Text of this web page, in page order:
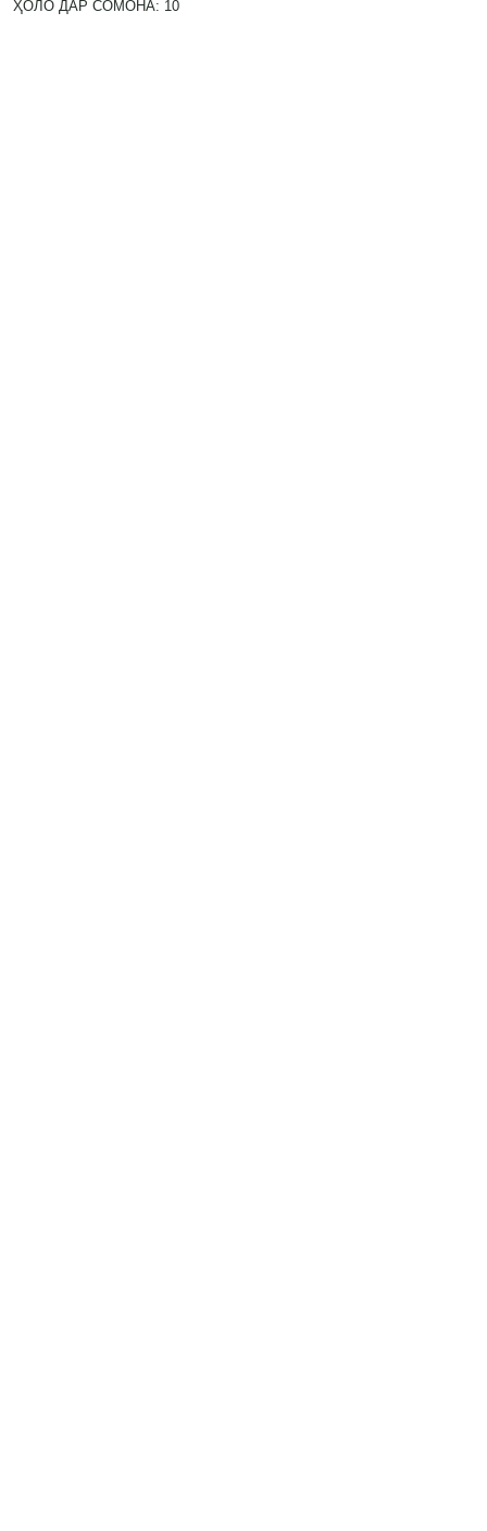
ҲОЛО ДАР СОМОНА: 10